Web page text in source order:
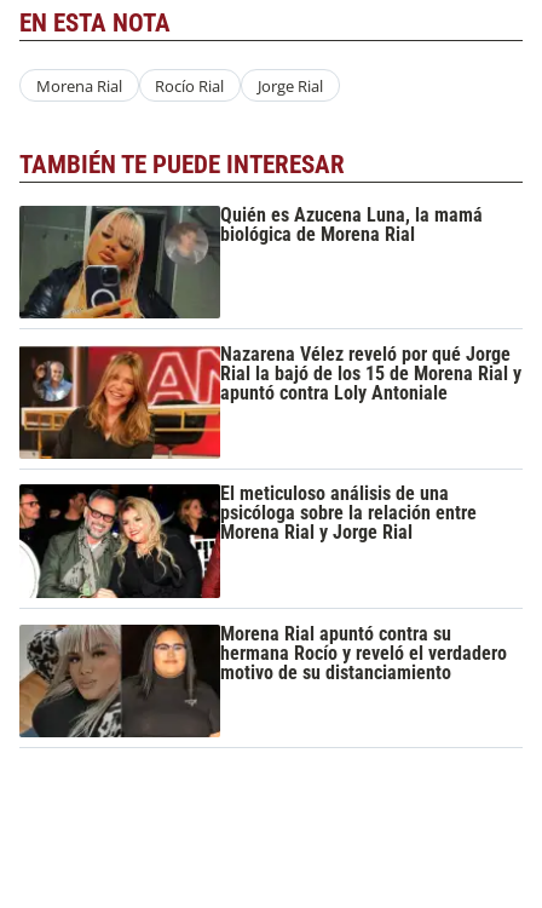
EN ESTA NOTA
Morena Rial Rocío Rial Jorge Rial
TAMBIÉN TE PUEDE INTERESAR
Quién es Azucena Luna, la mamá
biológica de Morena Rial
Nazarena Vélez reveló por qué Jorge
Rial la bajó de los 15 de Morena Rial y
apuntó contra Loly Antoniale
El meticuloso análisis de una
psicóloga sobre la relación entre
Morena Rial y Jorge Rial
Morena Rial apuntó contra su
hermana Rocío y reveló el verdadero
motivo de su distanciamiento